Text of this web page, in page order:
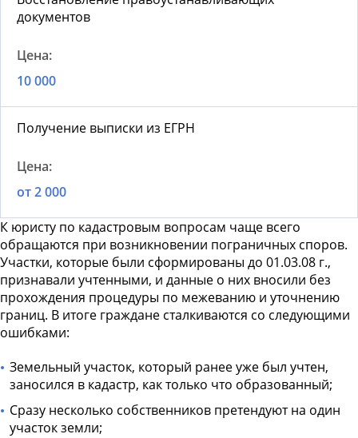
документов
10 000
Получение выписки из ЕГРН
от 2 000
К юристу по кадастровым вопросам чаще всего
обращаются при возникновении пограничных споров.
Участки, которые были сформированы до 01.03.08 г.,
признавали учтенными, и данные о них вносили без
прохождения процедуры по межеванию и уточнению
границ. В итоге граждане сталкиваются со следующими
ошибками:
Земельный участок, который ранее уже был учтен,
заносился в кадастр, как только что образованный;
Сразу несколько собственников претендуют на один
участок земли;